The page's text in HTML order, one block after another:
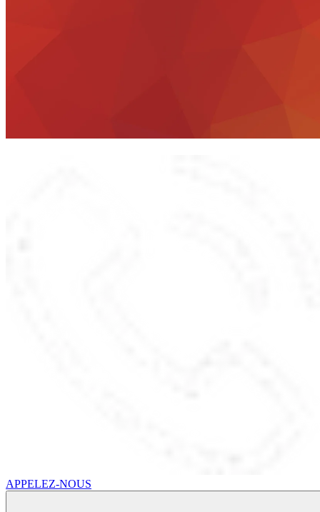
APPELEZ-NOUS